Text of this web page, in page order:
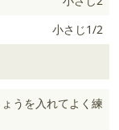
小さじ1/2
うを入れてよく練